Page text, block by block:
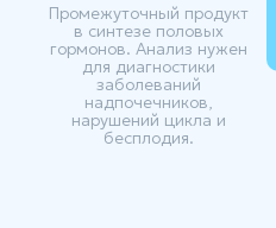
Промежуточный продукт
в синтезе половых
гормонов. Анализ нужен
для диагностики
заболеваний
надпочечников,
нарушений цикла и
бесплодия.